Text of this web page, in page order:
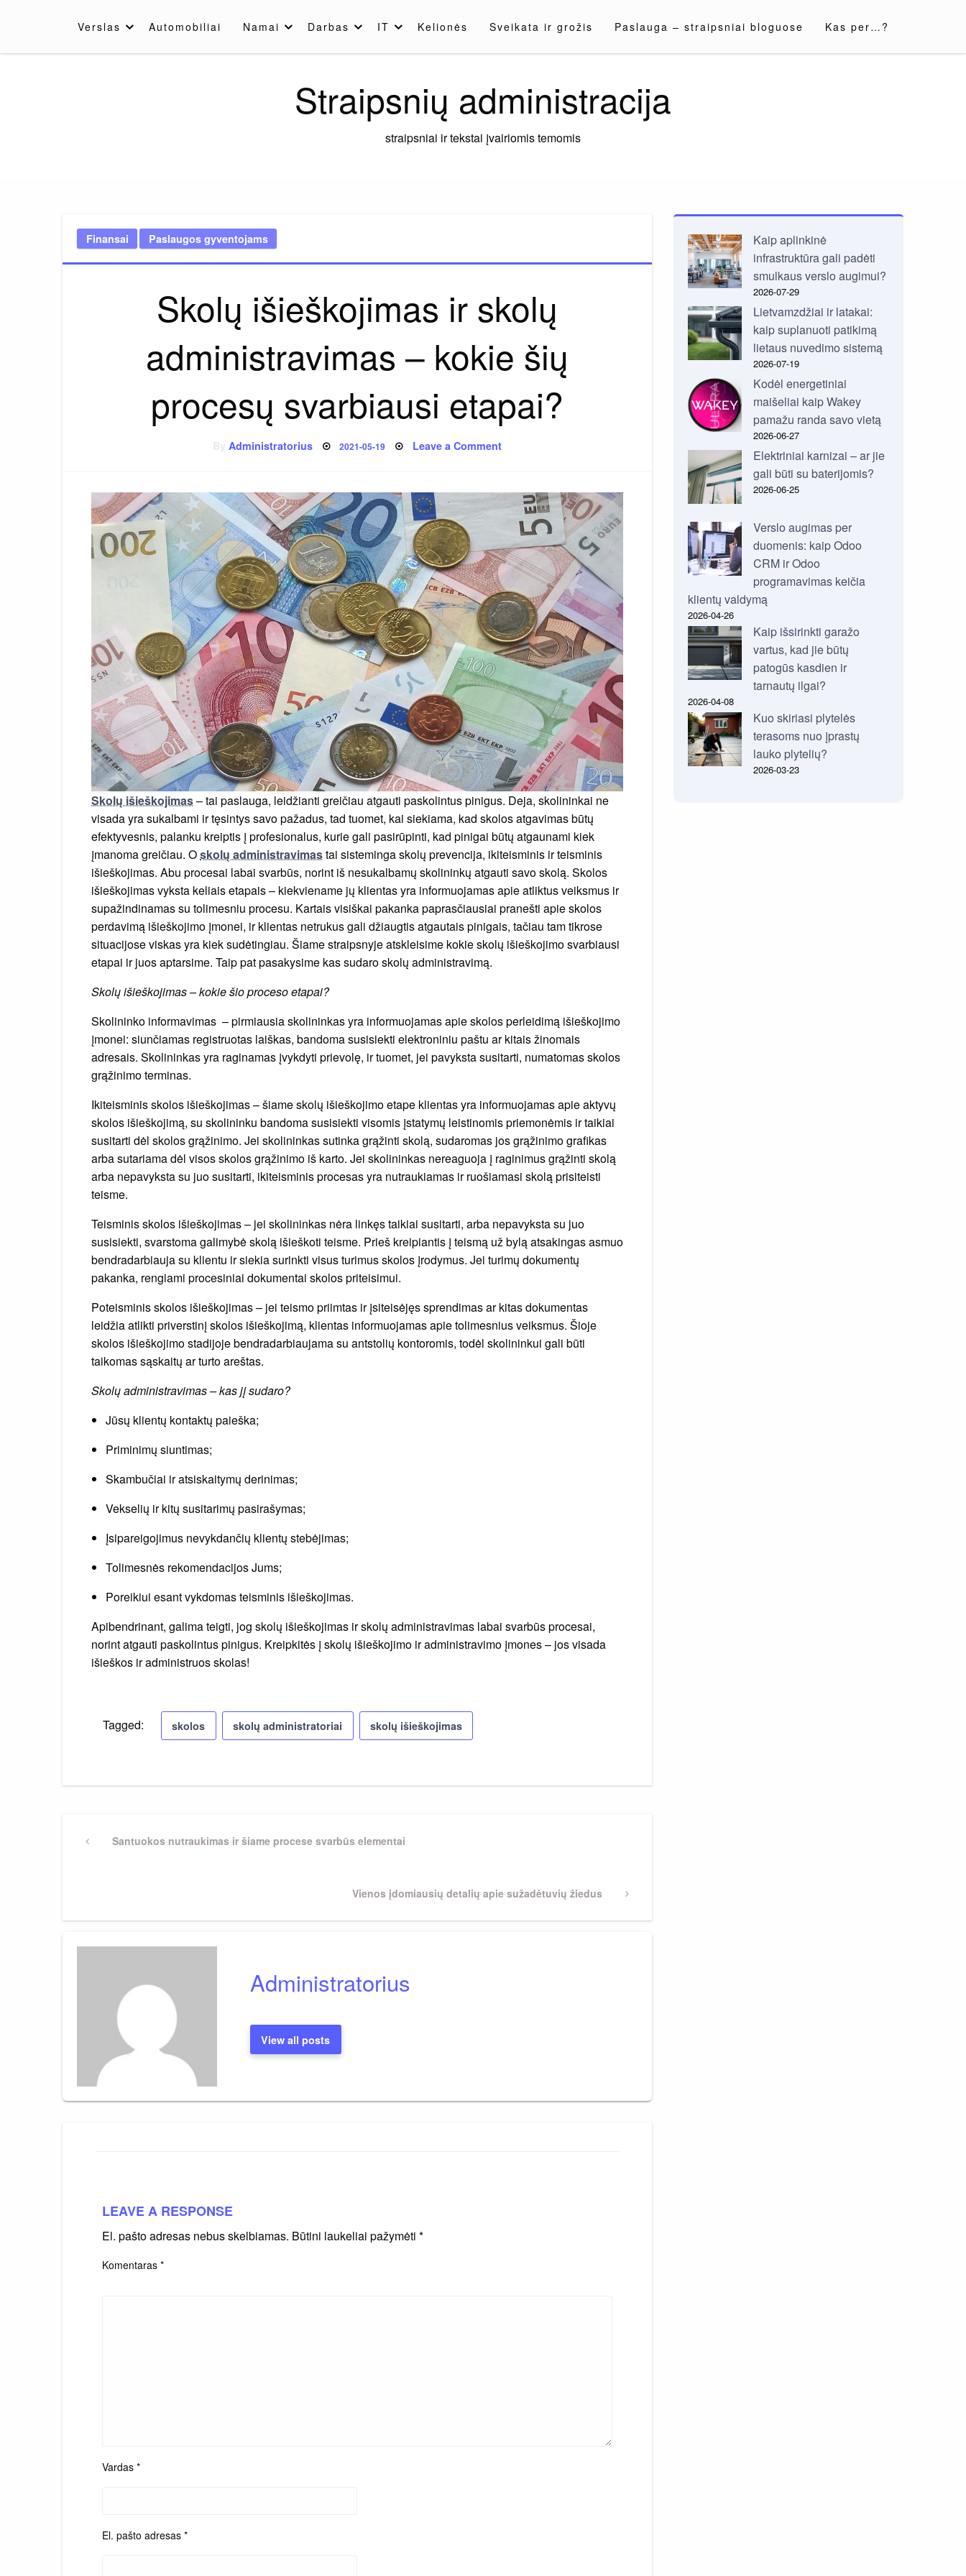
Verslas Automobiliai Namai Darbas IT Kelionės Sveikata ir grožis Paslauga – straipsniai bloguose Kas per…?
Straipsnių administracija
straipsniai ir tekstai įvairiomis temomis
Finansai Paslaugos gyventojams
Skolų išieškojimas ir skolų
administravimas – kokie šių
procesų svarbiausi etapai?
ByAdministratorius Posted
2021-05-19 Leave a Commenton
administravimas
kokie
procesų
svarbiausi
etapai?
Skolų išieškojimas– tai paslauga, leidžianti greičiau atgauti paskolintus pinigus. Deja, skolininkai ne
visada yra sukalbami ir tęsintys savo pažadus, tad tuomet, kai siekiama, kad skolos atgavimas būtų
efektyvesnis, palanku kreiptis į profesionalus, kurie gali pasirūpinti, kad pinigai būtų atgaunami kiek
įmanoma greičiau. Oskolų administravimastai sisteminga skolų prevencija, ikiteisminis ir teisminis
išieškojimas. Abu procesai labai svarbūs, norint iš nesukalbamų skolininkų atgauti savo skolą. Skolos
išieškojimas vyksta keliais etapais – kiekviename jų klientas yra informuojamas apie atliktus veiksmus ir
supažindinamas su tolimesniu procesu. Kartais visiškai pakanka paprasčiausiai pranešti apie skolos
perdavimą išieškojimo įmonei, ir klientas netrukus gali džiaugtis atgautais pinigais, tačiau tam tikrose
situacijose viskas yra kiek sudėtingiau. Šiame straipsnyje atskleisime kokie skolų išieškojimo svarbiausi
etapai ir juos aptarsime. Taip pat pasakysime kas sudaro skolų administravimą.
Skolų išieškojimas – kokie šio proceso etapai?
Skolininko informavimas – pirmiausia skolininkas yra informuojamas apie skolos perleidimą išieškojimo
įmonei: siunčiamas registruotas laiškas, bandoma susisiekti elektroniniu paštu ar kitais žinomais
adresais. Skolininkas yra raginamas įvykdyti prievolę, ir tuomet, jei pavyksta susitarti, numatomas skolos
grąžinimo terminas.
Ikiteisminis skolos išieškojimas – šiame skolų išieškojimo etape klientas yra informuojamas apie aktyvų
skolos išieškojimą, su skolininku bandoma susisiekti visomis įstatymų leistinomis priemonėmis ir taikiai
susitarti dėl skolos grąžinimo. Jei skolininkas sutinka grąžinti skolą, sudaromas jos grąžinimo grafikas
arba sutariama dėl visos skolos grąžinimo iš karto. Jei skolininkas nereaguoja į raginimus grąžinti skolą
arba nepavyksta su juo susitarti, ikiteisminis procesas yra nutraukiamas ir ruošiamasi skolą prisiteisti
teisme.
Teisminis skolos išieškojimas – jei skolininkas nėra linkęs taikiai susitarti, arba nepavyksta su juo
susisiekti, svarstoma galimybė skolą išieškoti teisme. Prieš kreipiantis į teismą už bylą atsakingas asmuo
bendradarbiauja su klientu ir siekia surinkti visus turimus skolos įrodymus. Jei turimų dokumentų
pakanka, rengiami procesiniai dokumentai skolos priteisimui.
Poteisminis skolos išieškojimas – jei teismo priimtas ir įsiteisėjęs sprendimas ar kitas dokumentas
leidžia atlikti priverstinį skolos išieškojimą, klientas informuojamas apie tolimesnius veiksmus. Šioje
skolos išieškojimo stadijoje bendradarbiaujama su antstolių kontoromis, todėl skolininkui gali būti
taikomas sąskaitų ar turto areštas.
Skolų administravimas – kas jį sudaro?
Jūsų klientų kontaktų paieška;
Priminimų siuntimas;
Skambučiai ir atsiskaitymų derinimas;
Vekselių ir kitų susitarimų pasirašymas;
Įsipareigojimus nevykdančių klientų stebėjimas;
Tolimesnės rekomendacijos Jums;
Poreikiui esant vykdomas teisminis išieškojimas.
Apibendrinant, galima teigti, jog skolų išieškojimas ir skolų administravimas labai svarbūs procesai,
norint atgauti paskolintus pinigus. Kreipkitės į skolų išieškojimo ir administravimo įmones – jos visada
išieškos ir administruos skolas!
Tagged: skolos skolų administratoriai skolų išieškojimas
Navigacija
įrašų
PreviousSantuokos nutraukimas ir šiame procese svarbūs elementai
Next
Vienos įdomiausių detalių apie sužadėtuvių žiedus
Administratorius
View all posts
LEAVE A RESPONSE
El. pašto adresas nebus skelbiamas. Būtini laukeliai pažymėti *
Komentaras *
Vardas *
El. pašto adresas *
Kaip aplinkinė
infrastruktūra gali padėti
smulkaus verslo augimui?
2026-07-29
Lietvamzdžiai ir latakai:
kaip suplanuoti patikimą
lietaus nuvedimo sistemą
2026-07-19
Kodėl energetiniai
maišeliai kaip Wakey
pamažu randa savo vietą
2026-06-27
Elektriniai karnizai – ar jie
gali būti su baterijomis?
2026-06-25
Verslo augimas per
duomenis: kaip Odoo
CRM ir Odoo
programavimas keičia
klientų valdymą
2026-04-26
Kaip išsirinkti garažo
vartus, kad jie būtų
patogūs kasdien ir
tarnautų ilgai?
2026-04-08
Kuo skiriasi plytelės
terasoms nuo įprastų
lauko plytelių?
2026-03-23